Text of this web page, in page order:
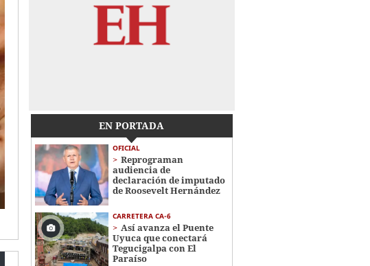
EN PORTADA
OFICIAL
Reprograman
audiencia de
declaración de imputado
de Roosevelt Hernández
CARRETERA CA-6
Así avanza el Puente
Uyuca que conectará
Tegucigalpa con El
Paraíso